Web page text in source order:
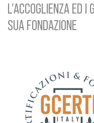
L'ACCOGLIENZA ED
SUA FONDAZIONE